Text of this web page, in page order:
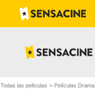
Todas las películas Películas Drama